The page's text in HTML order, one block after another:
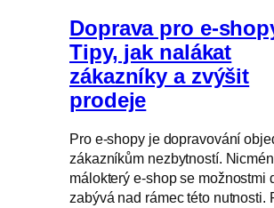
Doprava pro e-
Tipy, jak nalákat
zákazníky a zvýšit
prodeje
Pro e-shopy je dopravování
zákazníkům nezbytností.
málokterý e-shop se možnostmi
zabývá nad rámec této nutnosti.